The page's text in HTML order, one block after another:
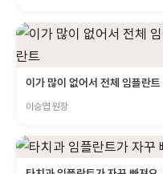
이가 많이 없어서 전체 임플란
이승엽 원장